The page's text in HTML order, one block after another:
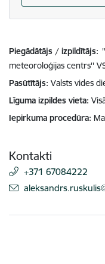
Piegādātājs / izpildītājs:
meteoroloģijas centrs''
Pasūtītājs Valsts vides
Līguma izpildes vieta
Iepirkuma procedūra
Kontakti
+371 67084222
E-pasts: